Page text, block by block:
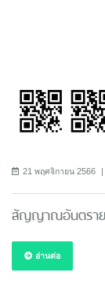
21 พฤศจิกายน 2566
สัญญาณอันตราย
อ่านต่อ